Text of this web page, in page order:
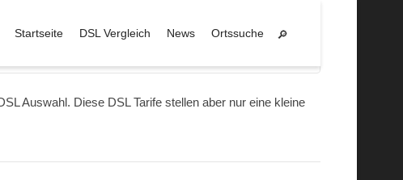
Startseite DSL Vergleich News Ortssuche
Auswahl. Diese DSL Tarife stellen aber nur eine kleine